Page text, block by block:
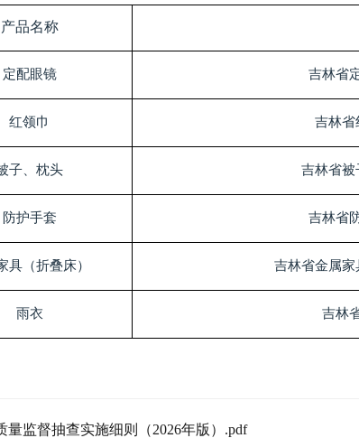
产品名称
定配眼镜 吉林省
红领巾 吉林省
子、枕头 吉林省被
防护手套 吉林省
具（折叠床） 吉林省金属
雨衣 吉林
量监督抽查实施细则（2026年版）.pdf